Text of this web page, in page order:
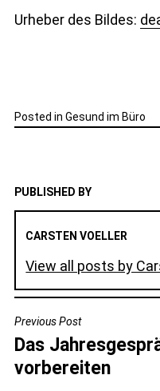
Urheber des Bildes:
Posted in Gesund im Büro
PUBLISHED BY
CARSTEN VOELLER
View all posts by
Previous Post
Das
vorbereiten